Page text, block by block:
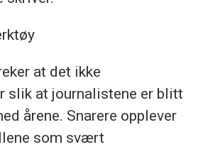
at det ikke
slik at journalistene er blitt
årene. Snarere opplever
som svært